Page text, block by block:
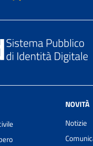
NOVITÀ
Notizie